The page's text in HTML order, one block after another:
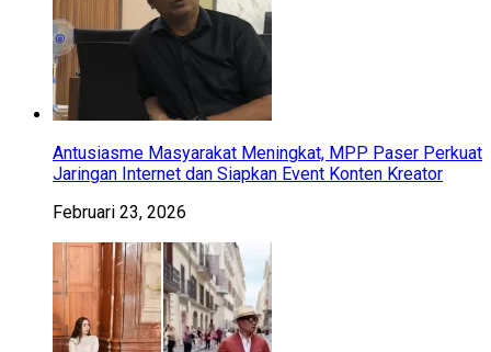
Antusiasme Masyarakat Meningkat, MPP Paser Perkuat
Jaringan Internet dan Siapkan Event Konten Kreator
Februari 23, 2026